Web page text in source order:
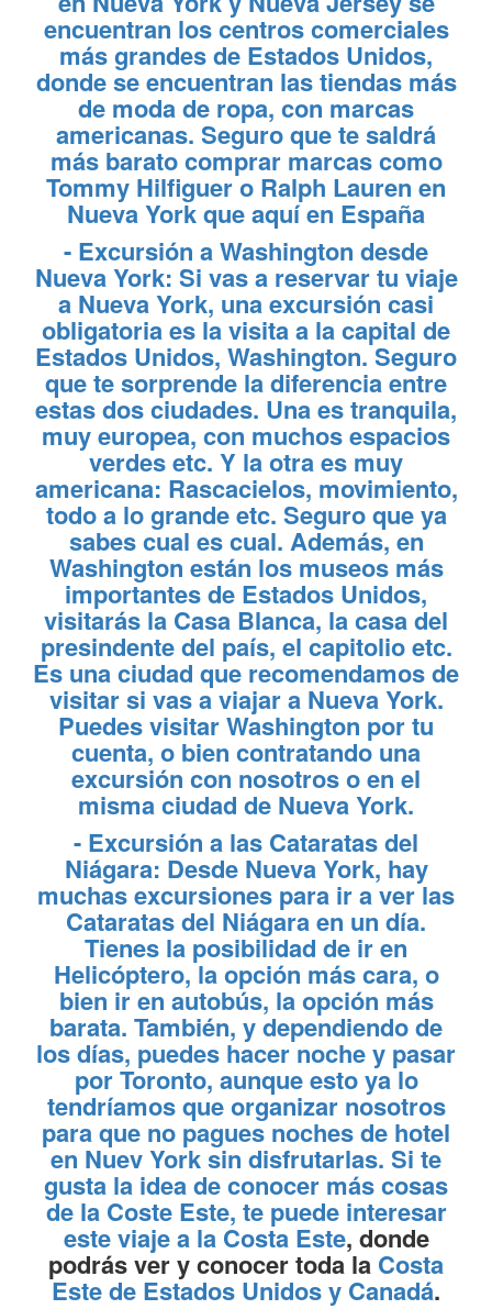
encuentran los centros comerciales
más grandes de Estados Unidos,
donde se encuentran las tiendas más
de moda de ropa, con marcas
americanas. Seguro que te saldrá
más barato comprar marcas como
Tommy Hilfiguer o Ralph Lauren en
Nueva York que aquí en España
- Excursión a Washington desde
Nueva York: Si vas a reservar tu viaje
a Nueva York, una excursión casi
obligatoria es la visita a la capital de
Estados Unidos, Washington. Seguro
que te sorprende la diferencia entre
estas dos ciudades. Una es tranquila,
muy europea, con muchos espacios
verdes etc. Y la otra es muy
americana: Rascacielos, movimiento,
todo a lo grande etc. Seguro que ya
sabes cual es cual. Además, en
Washington están los museos más
importantes de Estados Unidos,
visitarás la Casa Blanca, la casa del
presindente del país, el capitolio etc.
Es una ciudad que recomendamos de
visitar si vas a viajar a Nueva York.
Puedes visitar Washington por tu
cuenta, o bien contratando una
excursión con nosotros o en el
misma ciudad de Nueva York.
- Excursión a las Cataratas del
Niágara: Desde Nueva York, hay
muchas excursiones para ir a ver las
Cataratas del Niágara en un día.
Tienes la posibilidad de ir en
Helicóptero, la opción más cara, o
bien ir en autobús, la opción más
barata. También, y dependiendo de
los días, puedes hacer noche y pasar
por Toronto, aunque esto ya lo
tendríamos que organizar nosotros
para que no pagues noches de hotel
en Nuev York sin disfrutarlas. Si te
gusta la idea de conocer más cosas
de la Coste Este, te puede interesar
esteviaje a la Costa Este, donde
podrás ver y conocer toda la Costa
Este de Estados Unidos y Canadá.